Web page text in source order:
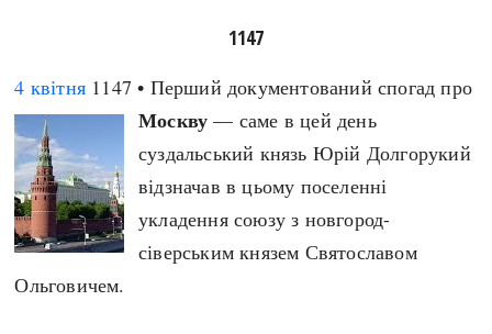
1147
4 квітня 1147 • Перший документований спогад про
Москву — саме в цей день
суздальський князь Юрій Долгорукий
відзначав в цьому поселенні
укладення союзу з новгород-
сіверським князем Святославом
Ольговичем.